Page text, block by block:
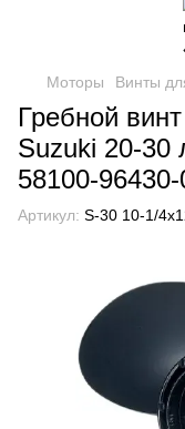
Моторы Винты
Гребной
Suzuki 20-30
58100-
Артикул: S-30 10-1/